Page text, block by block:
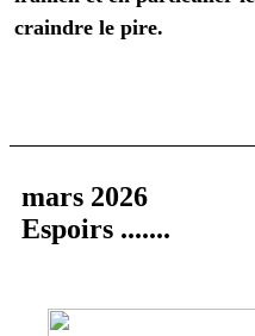
craindre le pire.
mars 2026
Espoirs .......